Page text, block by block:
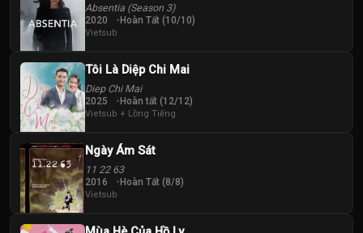
Absentia (Season 3)
2020 Hoàn Tất (10/10)
Vietsub
Tôi Là Diệp Chi Mai
Diep Chi Mai
2025 Hoàn tất (12/12)
Vietsub + Lồng Tiếng
Ngày Ám Sát
11 22 63
2016 Hoàn Tất (8/8)
Vietsub